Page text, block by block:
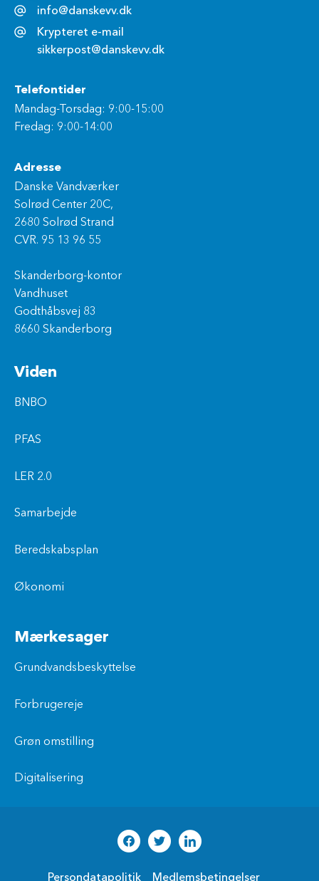
info@danskevv.dk
Krypteret e-mail
sikkerpost@danskevv.dk
Telefontider
Mandag-Torsdag: 9:00-15:00
Fredag: 9:00-14:00
Adresse
Danske Vandværker
Solrød Center 20C,
2680 Solrød Strand
CVR. 95 13 96 55
Skanderborg-kontor
Vandhuset
Godthåbsvej 83
8660 Skanderborg
Viden
BNBO
PFAS
LER 2.0
Samarbejde
Beredskabsplan
Økonomi
Mærkesager
Grundvandsbeskyttelse
Forbrugereje
Grøn omstilling
Digitalisering
Persondatapolitik Medlemsbetingelser